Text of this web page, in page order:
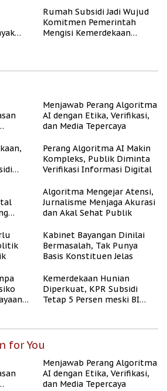
Rumah Subsidi Jadi Wujud
Komitmen Pemerintah
Mengisi Kemerdekaan
Menjawab Perang Algoritma
AI dengan Etika, Verifikasi,
dan Media Tepercaya
Perang Algoritma AI Makin
Kompleks, Publik Diminta
Verifikasi Informasi Digital
Algoritma Mengejar Atensi,
Jurnalisme Menjaga Akurasi
dan Akal Sehat Publik
Kabinet Bayangan Dinilai
Bermasalah, Tak Punya
Basis Konstituen Jelas
Kemerdekaan Hunian
Diperkuat, KPR Subsidi
Tetap 5 Persen meski BI
for You
Menjawab Perang Algoritma
AI dengan Etika, Verifikasi,
dan Media Tepercaya